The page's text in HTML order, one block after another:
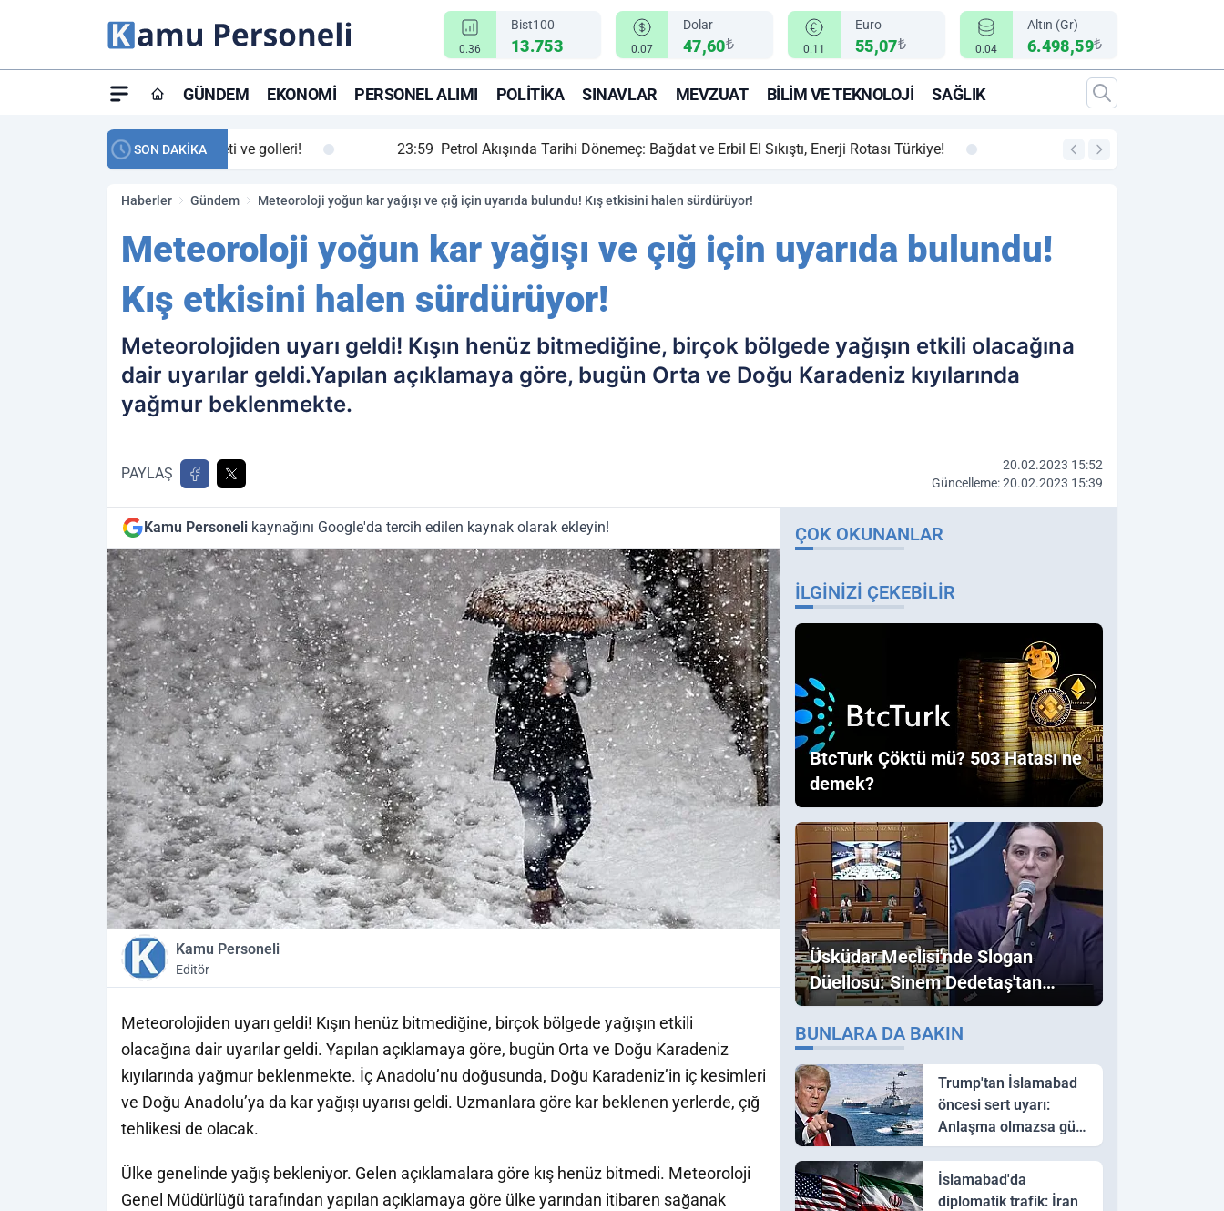
0.36
Bist100
13.753 0.07
Dolar
47,60₺ 0.11
Euro
55,07₺ 0.04
Altın (Gr)
6.498,59₺
GÜNDEM EKONOMI PERSONEL ALIMI POLITIKA SINAVLAR MEVZUAT BILIM VE TEKNOLOJI SAĞLIK
SON DAKİKA
maç özeti ve golleri! 23:59 Petrol Akışında Tarihi Dönemeç: Bağdat ve Erbil El Sıkıştı, Enerji Rotası Türkiye! 00:12
Haberler Gündem Meteoroloji yoğun kar yağışı ve çığ için uyarıda bulundu! Kış etkisini halen sürdürüyor!
Meteoroloji yoğun kar yağışı ve çığ için uyarıda bulundu!
Kış etkisini halen sürdürüyor!
Meteorolojiden uyarı geldi! Kışın henüz bitmediğine, birçok bölgede yağışın etkili olacağına
dair uyarılar geldi.Yapılan açıklamaya göre, bugün Orta ve Doğu Karadeniz kıyılarında
yağmur beklenmekte.
PAYLAŞ
20.02.2023 15:52
Güncelleme: 20.02.2023 15:39
Kamu Personeli kaynağını Google'da tercih edilen kaynak olarak ekleyin!
Kamu Personeli
Editör
Meteorolojiden uyarı geldi! Kışın henüz bitmediğine, birçok bölgede yağışın etkili
olacağına dair uyarılar geldi. Yapılan açıklamaya göre, bugün Orta ve Doğu Karadeniz
kıyılarında yağmur beklenmekte. İç Anadolu’nu doğusunda, Doğu Karadeniz’in iç kesimleri
ve Doğu Anadolu’ya da kar yağışı uyarısı geldi. Uzmanlara göre kar beklenen yerlerde, çığ
tehlikesi de olacak.
Ülke genelinde yağış bekleniyor. Gelen açıklamalara göre kış henüz bitmedi. Meteoroloji
Genel Müdürlüğü tarafından yapılan açıklamaya göre ülke yarından itibaren sağanak
ÇOK OKUNANLAR
İLGINIZI ÇEKEBILIR
BtcTurk Çöktü mü? 503 Hatası ne
demek?
Üsküdar Meclisi'nde Slogan
Düellosu: Sinem Dedetaş'tan
Ezber Bozan "Erdoğan" ve
"İmamoğlu" Çıkışı!
BUNLARA DA BAKIN
Trump'tan İslamabad
öncesi sert uyarı:
Anlaşma olmazsa güç
kullanırız
İslamabad'da
diplomatik trafik: İran